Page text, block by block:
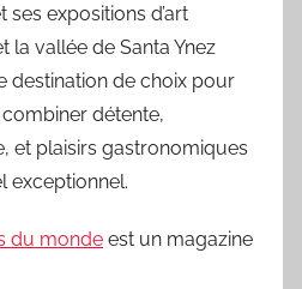
expositions d’art
la vallée de Santa Ynez
destination de choix pour
détente,
et plaisirs gastronomiques
exceptionnel.
du monde est un magazine